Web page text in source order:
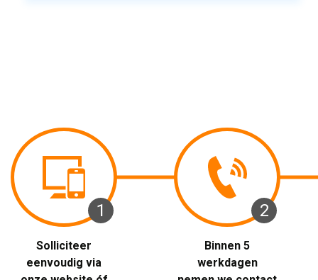
1
Solliciteer
eenvoudig via
2
Binnen 5
werkdagen